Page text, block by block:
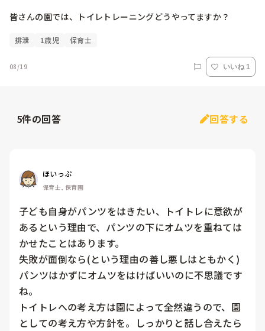
皆さんの園では、トイレトレーニングどうやってますか？
排泄 1歳児 保育士
08/19 いいね 1
5件の回答 回答する
ほいっぷ
保育士, 保育園
子ども自身がパンツをはきたい、トイトレに意欲が
あるという理由で、パンツの下にオムツを重ねては
かせたことはあります。
失敗が面倒なら(という理由の善し悪しはともかく)
パンツはかずにオムツをはけばいいのに不思議です
ね。
トイトレへの考え方は園によって全然違うので、園
としての考え方や方針を。しっかりと話し合えたら